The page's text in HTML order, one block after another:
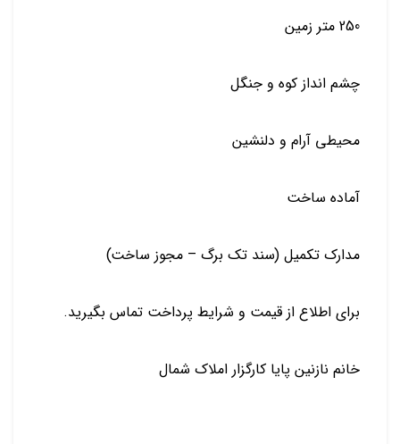
250 متر زمین
چشم انداز کوه و جنگل
محیطی آرام و دلنشین
آماده ساخت
مدارک تکمیل (سند تک برگ – مجوز ساخت)
برای اطلاع از قیمت و شرایط پرداخت تماس بگیرید.
خانم نازنین پایا کارگزار املاک شمال